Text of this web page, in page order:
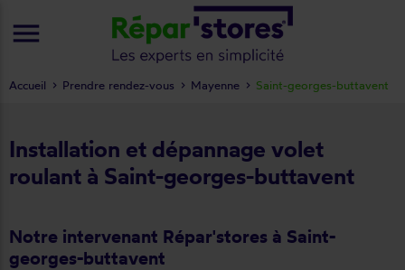
Installation et dépannage volet
roulant à Saint-georges-buttavent
Notre intervenant Répar'stores à Saint-
georges-buttavent
Accueil Prendre rendez-vous Mayenne Saint-georges-buttavent
menu